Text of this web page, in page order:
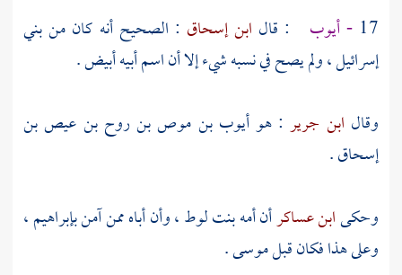
17
-أيوب : قال ابن إسحاق : الصحيح أنه كان منبني
إسرائيل، ولم يصح في نسبه شيء إلا أن اسم أبيه أبيض .
وقال ابن جرير : هوأيوب بن موص بن روح بن عيص بن
إسحاق.
وحكىابن عساكرأن أمه بنتلوط ،وأن أباه ممن آمنبإبراهيم ،
وعلى هذا فكان قبلموسى.